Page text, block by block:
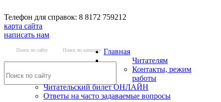
Телефон для справок: 8 8172 759212
карта сайта
написать нам
Поиск по сайту Поиск по каталогу Главная
Читателям
Контакты, режим
работы
Читательский билет ОНЛАЙН
Ответы на часто задаваемые вопросы